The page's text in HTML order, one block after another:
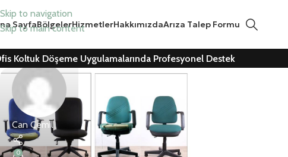
Skip to navigation
Skip to main content
SayfaBölgelerHizmetlerHakkımızdaArıza Talep Formu
Koltuk Döşeme Uygulamalarında Profesyonel Destek
Can Cemil
0